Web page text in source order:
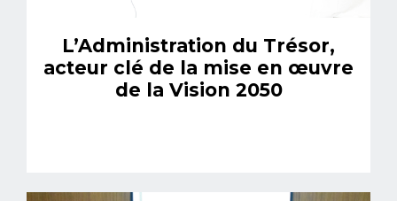
L’Administration du Trésor,
acteur clé de la mise en œuvre
de la Vision 2050